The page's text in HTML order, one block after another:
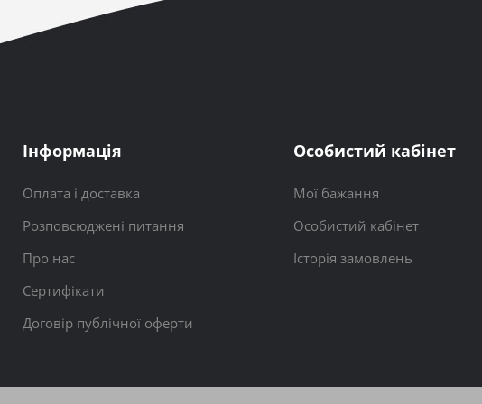
Інформація
Оплата і доставка
Розповсюджені питання
Про нас
Сертифікати
Договір публічної оферти
Особистий кабінет
Мої бажання
Особистий кабінет
Історія замовлень